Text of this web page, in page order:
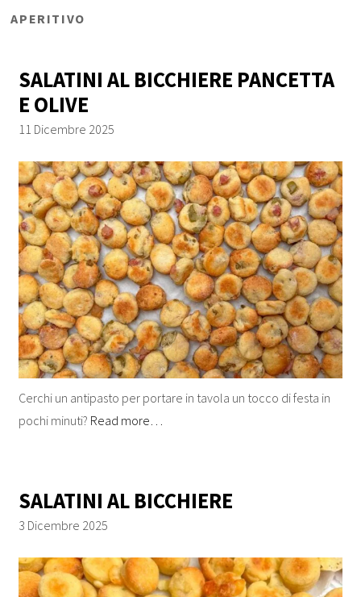
APERITIVO
SALATINI AL BICCHIERE PANCETTA
E OLIVE
11 Dicembre 2025
Cerchi un antipasto per portare in tavola un tocco di festa in
pochi minuti? Read more…
SALATINI AL BICCHIERE
3 Dicembre 2025